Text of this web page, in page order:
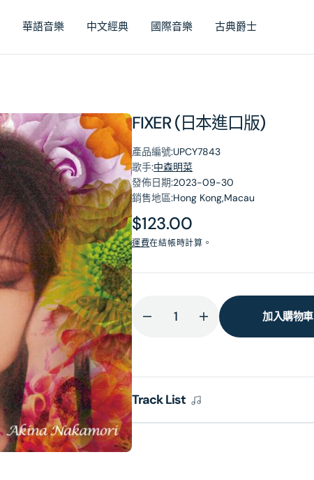
華語音樂 中文經典 國際音樂 古典爵士
FIXER (日本進口版)
產品編號:UPCY7843
歌手:中森明菜
發佈日期:2023-09-30
銷售地區:Hong Kong,Macau
原
價
$123.00
運費在結帳時計算。
(日
本
進
增
(日
進
加入購物車
Track List